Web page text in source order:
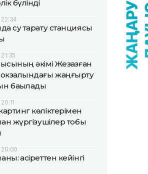
бүлінді
су тарату станциясы
әкімі Жезқазған
жаңғырту
бақылады
көліктерімен
жүргізушілер тобы
20:00
қасіреттен кейінгі